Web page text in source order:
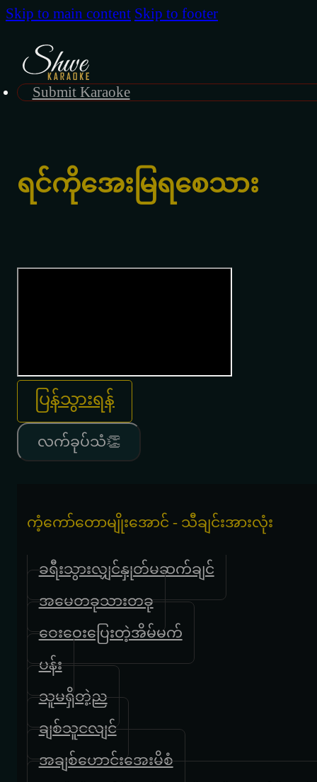
Skip to main content Skip to footer
Submit Karaoke
ရင်ကိုအေးမြရစေသား
ပြန်သွားရန်
လက်ခုပ်သံ👏
ကံ့ကော်တောမျိုးအောင် - သီချင်းအားလုံး
ခရီးသွားလျှင်နှုတ်မဆက်ချင်
အမေတခုသားတခု
ဝေးဝေးပြေးတဲ့အိမ်မက်
ပန်း
သူမရှိတဲ့ည
ချစ်သူငလျင်
အချစ်ဟောင်းအေးမိစံ